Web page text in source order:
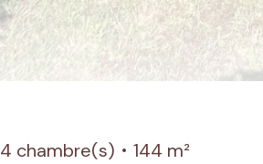
4 chambre(s)
144 m²